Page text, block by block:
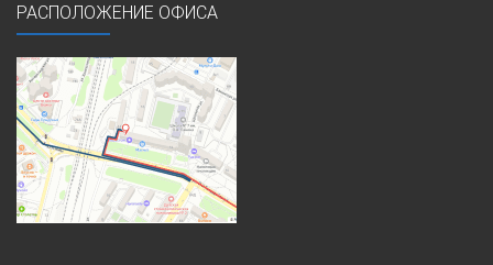
РАСПОЛОЖЕНИЕ ОФИСА